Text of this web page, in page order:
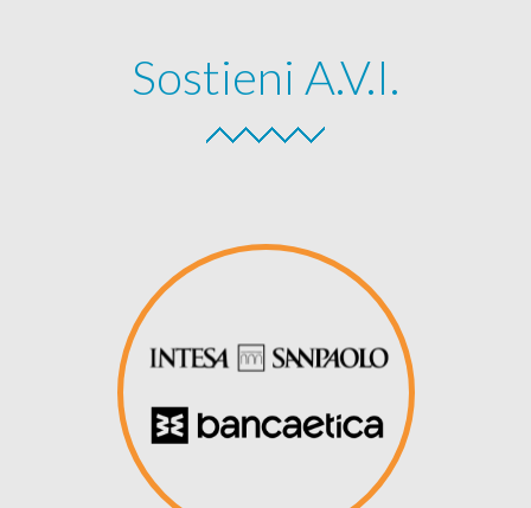
-- Adozioni scolasticheSostieni A.V.I.